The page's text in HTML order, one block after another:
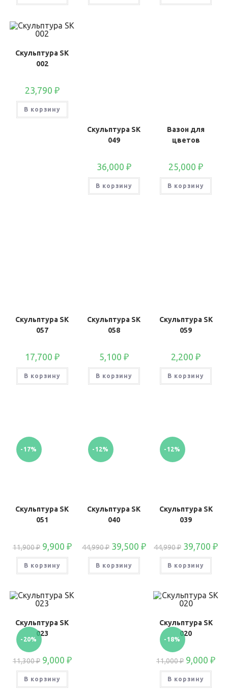
Скульптура SK
002
23,790 ₽
В корзину
Скульптура SК
049
36,000 ₽
В корзину
Вазон для
цветов
25,000₽
В корзину
Скульптура SK
057
17,700 ₽
В корзину
Скульптура SK
058
5,100 ₽
В корзину
Скульптура SK
059
2,200₽
В корзину
-17%
Скульптура SK
051
11,900₽ 9,900 ₽
В корзину
-12%
Скульптура SK
040
44,990₽ 39,500 ₽
В корзину
-12%
Скульптура SK
039
44,990₽ 39,700₽
В корзину
-20%
Скульптура SK
023
11,300₽ 9,000 ₽
В корзину
-18%
Скульптура SK
020
11,000₽ 9,000₽
В корзину